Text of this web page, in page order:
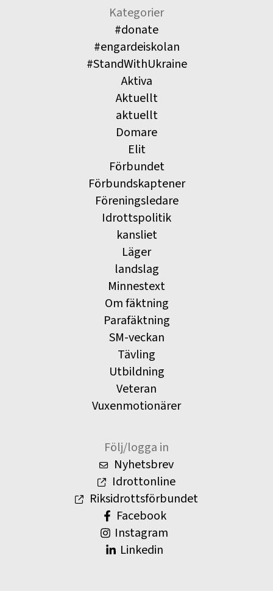
Kategorier
#donate
#engardeiskolan
#StandWithUkraine
Aktiva
Aktuellt
aktuellt
Domare
Elit
Förbundet
Förbundskaptener
Föreningsledare
Idrottspolitik
kansliet
Läger
landslag
Minnestext
Om fäktning
Parafäktning
SM-veckan
Tävling
Utbildning
Veteran
Vuxenmotionärer
Följ/logga in
Nyhetsbrev
Idrottonline
Riksidrottsförbundet
Facebook
Instagram
Linkedin